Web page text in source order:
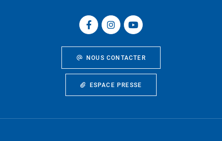
NOUS CONTACTER
ESPACE PRESSE